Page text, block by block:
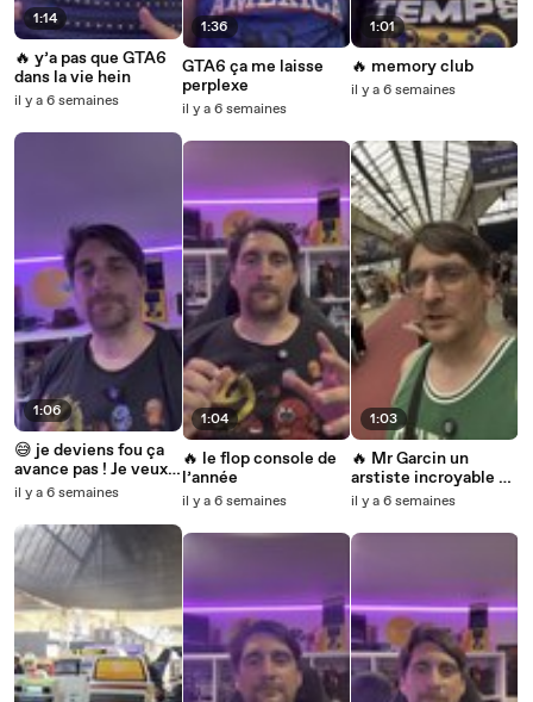
1:14
🔥 y’a pas que GTA6
dans la vie hein
il y a 6 semaines
1:06
😅 je deviens fou ça
avance pas ! Je veux
ma Gaming room
#mentosdaf
il y a 6 semaines
1:36
GTA6 ça me laisse
perplexe
il y a 6 semaines
1:04
🔥 le flop console de
l’année
il y a 6 semaines
1:01
🔥 memory club
il y a 6 semaines
1:03
🔥 Mr Garcin un
arstiste incroyable de
la pop culture !
il y a 6 semaines